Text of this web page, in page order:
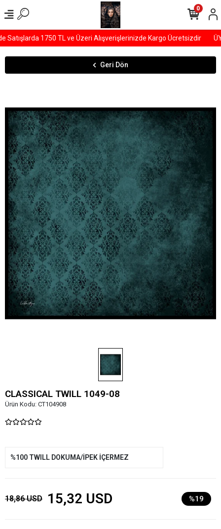
1750 TL ve Üzeri Alışverişlerinizde Kargo Ücretsizdir
0
Geri Dön
CLASSICAL TWILL 1049-08
Ürün Kodu: CT104908
%100 TWILL DOKUMA/İPEK İÇERMEZ
18,86 USD 15,32 USD %19